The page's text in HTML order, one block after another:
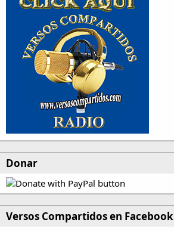
Donar
Versos Compartidos en Facebook